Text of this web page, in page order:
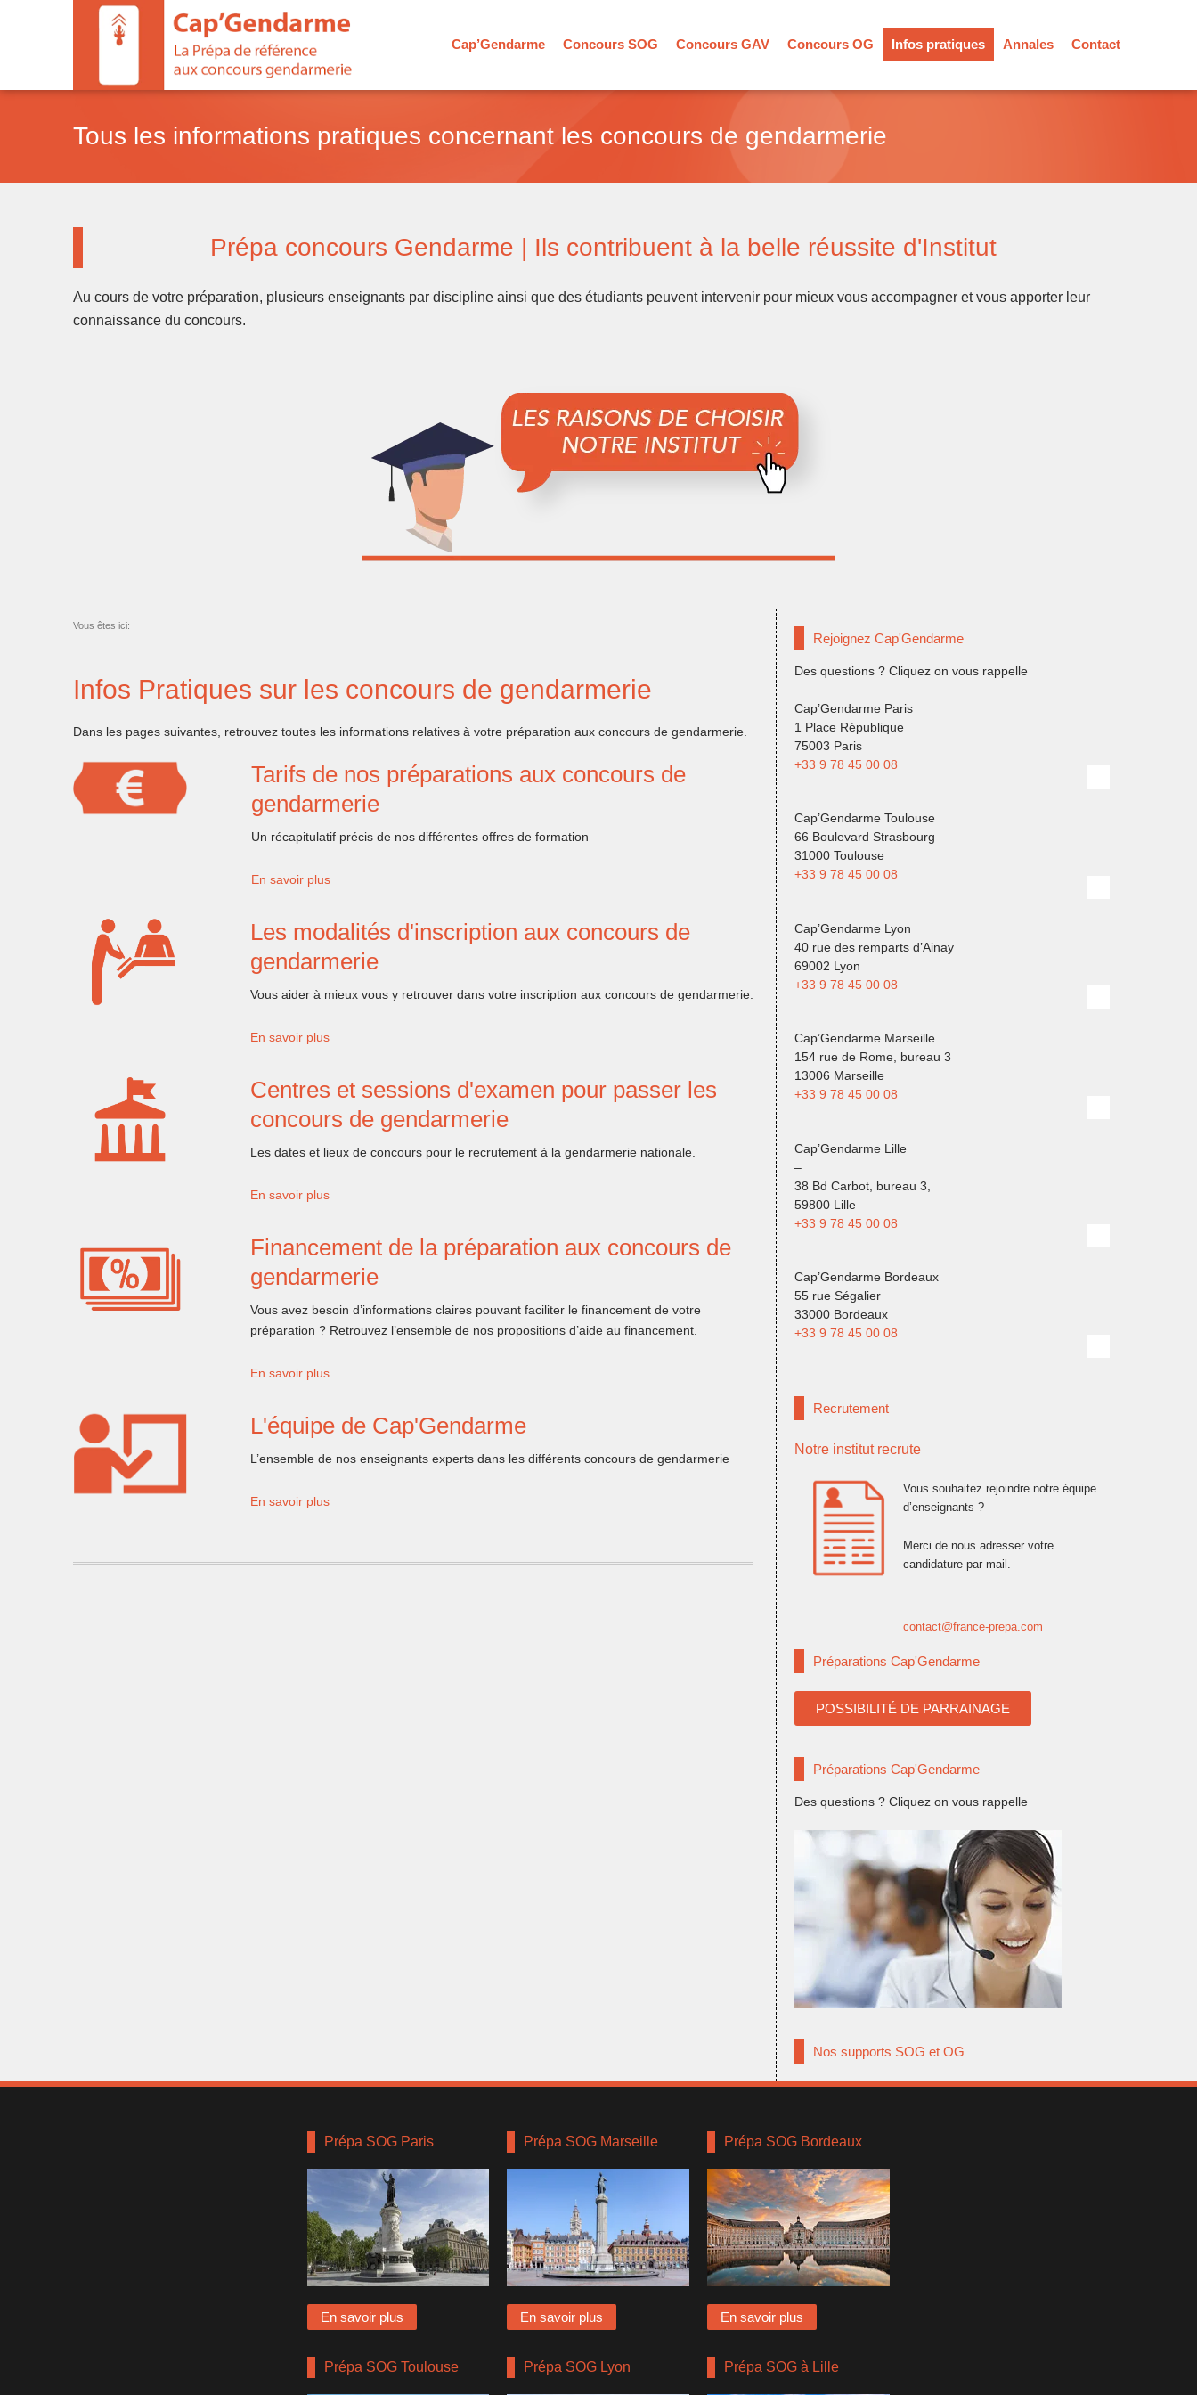
Cap’Gendarme Concours SOG Concours GAV Concours OG Infos pratiques Annales Contact
Tous les informations pratiques concernant les concours de gendarmerie
Prépa concours Gendarme | Ils contribuent à la belle réussite d'Institut
Au cours de votre préparation, plusieurs enseignants par discipline ainsi que des étudiants peuvent intervenir pour mieux vous accompagner et vous apporter leur
connaissance du concours.
Vous êtes ici:
Infos Pratiques sur les concours de gendarmerie
Dans les pages suivantes, retrouvez toutes les informations relatives à votre préparation aux concours de gendarmerie.
Tarifs de nos préparations aux concours de
gendarmerie
Un récapitulatif précis de nos différentes offres de formation
En savoir plus
Les modalités d'inscription aux concours de
gendarmerie
Vous aider à mieux vous y retrouver dans votre inscription aux concours de gendarmerie.
En savoir plus
Centres et sessions d'examen pour passer les
concours de gendarmerie
Les dates et lieux de concours pour le recrutement à la gendarmerie nationale.
En savoir plus
Financement de la préparation aux concours de
gendarmerie
Vous avez besoin d’informations claires pouvant faciliter le financement de votre
préparation ? Retrouvez l’ensemble de nos propositions d’aide au financement.
En savoir plus
L'équipe de Cap'Gendarme
L’ensemble de nos enseignants experts dans les différents concours de gendarmerie
En savoir plus
Rejoignez Cap'Gendarme
Des questions ? Cliquez on vous rappelle
Cap’Gendarme Paris
1 Place République
75003 Paris
+33 9 78 45 00 08
Cap’Gendarme Toulouse
66 Boulevard Strasbourg
31000 Toulouse
+33 9 78 45 00 08
Cap’Gendarme Lyon
40 rue des remparts d’Ainay
69002 Lyon
+33 9 78 45 00 08
Cap’Gendarme Marseille
154 rue de Rome, bureau 3
13006 Marseille
+33 9 78 45 00 08
Cap’Gendarme Lille
–
38 Bd Carbot, bureau 3,
59800 Lille
+33 9 78 45 00 08
Cap’Gendarme Bordeaux
55 rue Ségalier
33000 Bordeaux
+33 9 78 45 00 08
Recrutement
Notre institut recrute
Vous souhaitez rejoindre notre équipe
d’enseignants ?
Merci de nous adresser votre
candidature par mail.
contact@france-prepa.com
Préparations Cap'Gendarme
POSSIBILITÉ DE PARRAINAGE
Préparations Cap'Gendarme
Des questions ? Cliquez on vous rappelle
Nos supports SOG et OG
Prépa SOG Paris
En savoir plus
Prépa SOG Marseille
En savoir plus
Prépa SOG Bordeaux
En savoir plus
Prépa SOG Toulouse Prépa SOG Lyon Prépa SOG à Lille